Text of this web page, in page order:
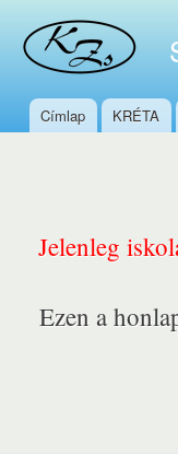
Főmenü
Címlap KRÉTA
Jelenleg
Ezen a